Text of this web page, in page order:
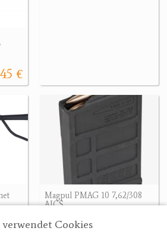
Cookies
45 €
Magpul PMAG 10 7,62/308
AICS